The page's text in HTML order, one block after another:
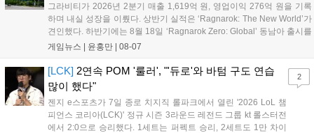
그라비티가 2026년 2분기 매출 1,619억 원, 영업이익 276억 원을 기록
하며 내실 성장을 이뤘다. 상반기 실적은 ‘Ragnarok: The New World’가
견인했다. 하반기에는 8월 18일 ‘Ragnarok Zero: Global’ 동남아 출시를
시작으로 9월 3일 ‘달려라 헤베레케 EX’, 9월 22일 ‘갈바테인’ 등 다양한
이’ 출시가 예정돼 있으며, 2027년에는 ‘Ragnarok 3’ 등 대작을 글로벌
출시할 계획이다. 그라비티는 조인트벤처 설립과 라그나로크 에코 시스
템 구축을 통해 신성장 동력을 확보할 방침이다....
게임뉴스 | 윤홍만 | 08-07
[LCK] 2연속 POM '룰러', "'듀로'와 바텀 구도 연습
많이 했다"
젠지 e스포츠가 7일 종로 치지직 롤파크에서 열린 '2026 LoL 챔
피언스 코리아(LCK)' 정규 시즌 3라운드 레전드 그룹 kt 롤스터전
에서 2:0으로 승리했다. 1세트는 퍼펙트 승리, 2세트도 1만 차이
2